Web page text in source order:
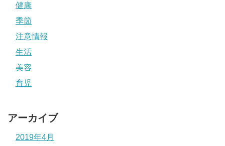
健康
季節
注意情報
生活
美容
育児
アーカイブ
2019年4月